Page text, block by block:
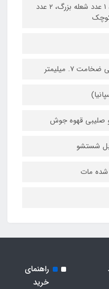
مشعل ها: ۱ عددشعله پلوپز، ۱ عدد شعله بزرگ، ۲ عدد
۷. میلیمتر
صلیبی قهوه جوش
شستشو
شده مات
راهنمای
خرید